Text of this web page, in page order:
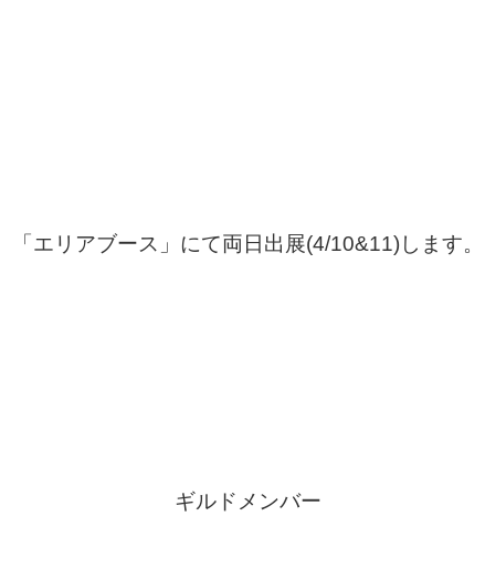
「エリアブース」にて両日出展(4/10&11)します。
ギルドメンバー